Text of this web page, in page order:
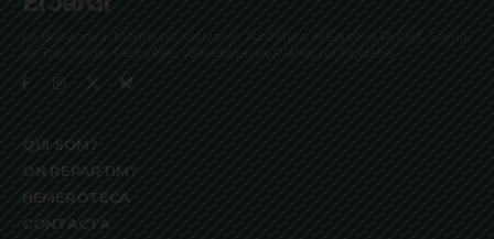
La Bonanova, Monterols, Galvany, Turó Parc, el Farró, el Putxet, Sarrià,
les Tres Torres, Pedralbes, Vallvidrera, les Planes i el Tibidabo
QUI SOM?
ON REPARTIM?
HEMEROTECA
CONTACTA